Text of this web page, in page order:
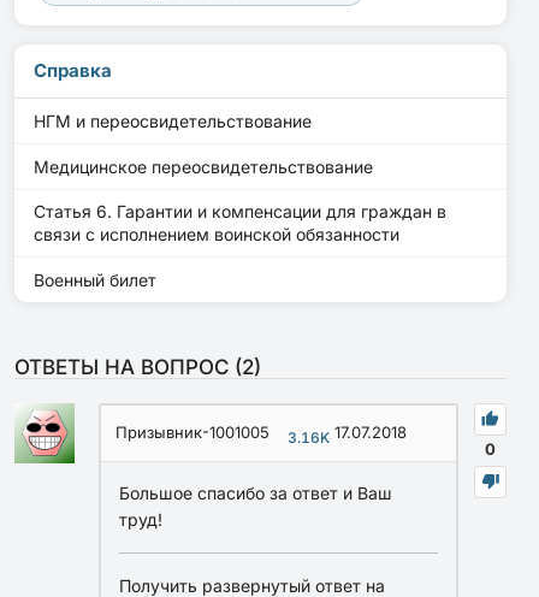
Справка
НГМ и переосвидетельствование
Медицинское переосвидетельствование
Статья 6. Гарантии и компенсации для граждан в
связи с исполнением воинской обязанности
Военный билет
ОТВЕТЫ НА ВОПРОС (2)
0
Призывник-1001005 3.16K 17.07.2018
Большое спасибо за ответ и Ваш
труд!
Получить развернутый ответ на